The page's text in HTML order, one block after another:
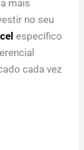
mais
no seu
específico
cada vez